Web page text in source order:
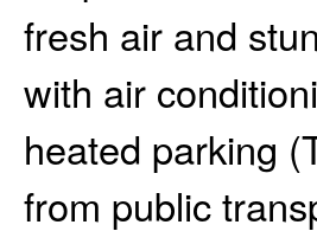
fresh air and
with air
heated parking
from public